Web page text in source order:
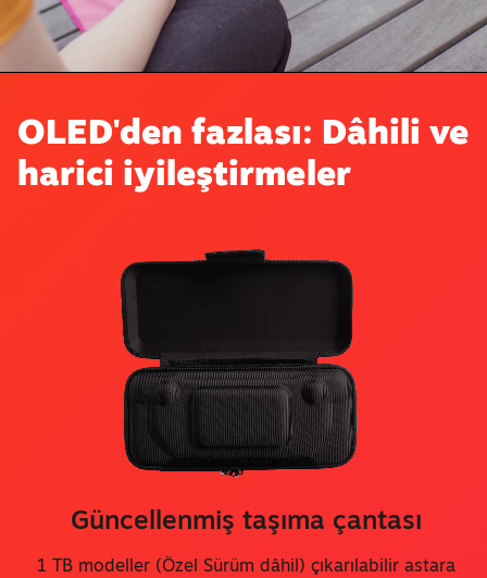
OLED'den fazlası: Dâhili ve
harici iyileştirmeler
Güncellenmiş taşıma çantası
1 TB modeller (Özel Sürüm dâhil) çıkarılabilir astara